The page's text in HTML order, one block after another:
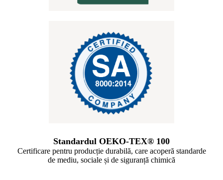
Standardul OEKO-TEX® 100
Certificare pentru producție durabilă, care acoperă standarde
de mediu, sociale și de siguranță chimică